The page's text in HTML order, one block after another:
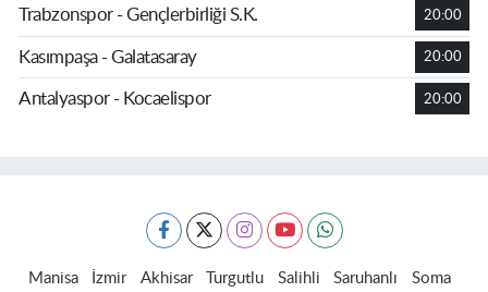
Trabzonspor - Gençlerbirliği S.K. 20:00
Kasımpaşa - Galatasaray 20:00
Antalyaspor - Kocaelispor 20:00
Manisa İzmir Akhisar Turgutlu Salihli Saruhanlı
Soma